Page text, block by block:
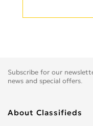
Subscribe for our
news and special offers.
About Classifieds